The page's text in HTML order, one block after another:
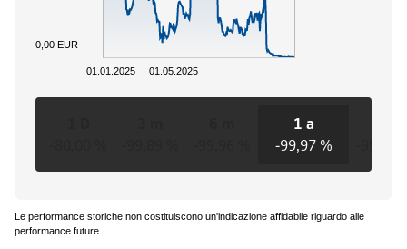
01.01.2025 01.05.2025
0,00 EUR
1 a
-99,97 %
Le performance storiche non costituiscono un'indicazione affidabile riguardo alle
performance future.